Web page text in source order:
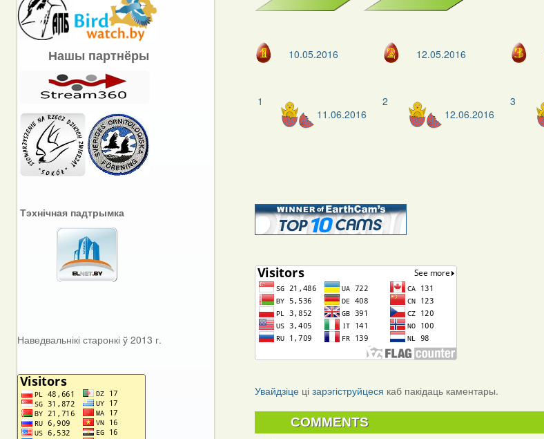
10.05.2016 12.05.2016
1
11.06.2016
2
12.06.2016
3
Увайдзіце цізарэгіструйцеся каб пакідаць каментары.
COMMENTS
Нашы партнёры
Тэхнічная падтрымка
Наведвальнікі старонкі ў 2013 г.